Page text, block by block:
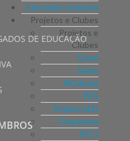
Educação Inclusiva
Projetos e Clubes
Projetos e
Clubes
Geral
Selos
NCiência
PES
Projeto LED
Orquestra
PFCI
DE EDUCAÇÃO